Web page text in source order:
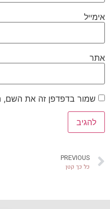
אימייל
אתר
שמור בדפדפן זה את השם,
PREVIOUS
כל כך קטן